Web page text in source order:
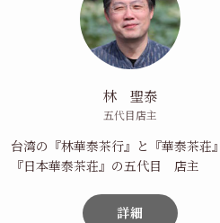
林 聖泰
五代目店主
台湾の『林華泰茶行』と『華泰茶荘』
『日本華泰茶荘』の五代目 店主
詳細